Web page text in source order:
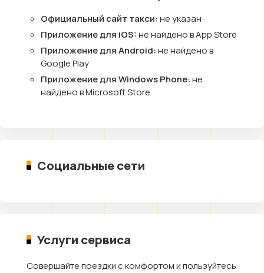
Официальный сайт такси:не указан
Приложение для iOS:не найдено в App Store
Приложение для Android:не найдено в
Google Play
Приложение для Windows Phone:не
найдено в Microsoft Store
Социальные сети
Услуги сервиса
Совершайте поездки с комфортом и пользуйтесь